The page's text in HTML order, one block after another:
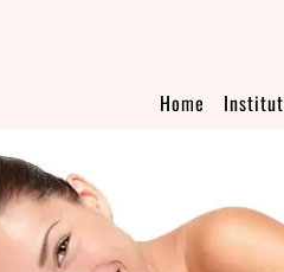
Home Institut